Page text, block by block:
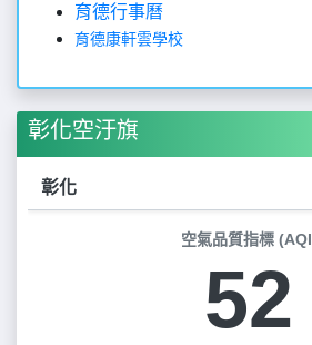
育德行事曆
育德康軒雲學校
彰化空汙旗
空氣品質指標
52